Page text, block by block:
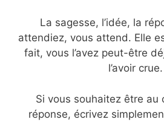
La sagesse, l’idée, la
attendiez, vous attend. Elle
fait, vous l’avez peut-être
l’avoir crue.
Si vous souhaitez être au
réponse, écrivez